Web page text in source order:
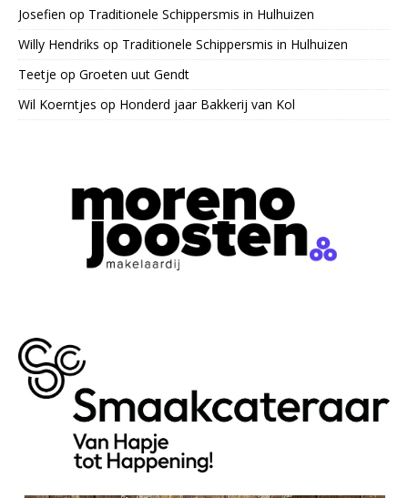
Josefien op Traditionele Schippersmis in Hulhuizen
Willy Hendriks op Traditionele Schippersmis in Hulhuizen
Teetje op Groeten uut Gendt
Wil Koerntjes op Honderd jaar Bakkerij van Kol